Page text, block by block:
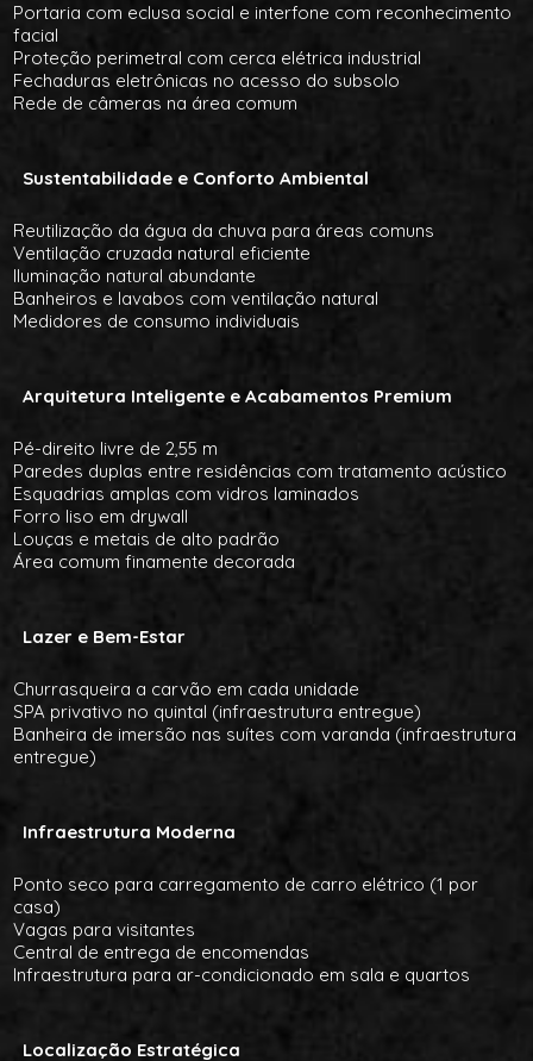
Portaria com eclusa social e interfone com reconhecimento
facial
Proteção perimetral com cerca elétrica industrial
Fechaduras eletrônicas no acesso do subsolo
Rede de câmeras na área comum
Sustentabilidade e Conforto Ambiental
Reutilização da água da chuva para áreas comuns
Ventilação cruzada natural eficiente
Iluminação natural abundante
Banheiros e lavabos com ventilação natural
Medidores de consumo individuais
Arquitetura Inteligente e Acabamentos Premium
Pé-direito livre de 2,55 m
Paredes duplas entre residências com tratamento acústico
Esquadrias amplas com vidros laminados
Forro liso em drywall
Louças e metais de alto padrão
Área comum finamente decorada
Lazer e Bem-Estar
Churrasqueira a carvão em cada unidade
SPA privativo no quintal (infraestrutura entregue)
Banheira de imersão nas suítes com varanda (infraestrutura
entregue)
Infraestrutura Moderna
Ponto seco para carregamento de carro elétrico (1 por
casa)
Vagas para visitantes
Central de entrega de encomendas
Infraestrutura para ar-condicionado em sala e quartos
Localização Estratégica